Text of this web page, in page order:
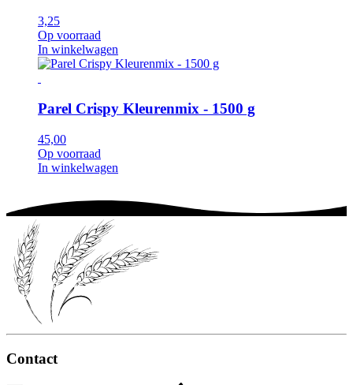
3,25
Op voorraad
In winkelwagen
Parel Crispy Kleurenmix - 1500 g
45,00
Op voorraad
In winkelwagen
Contact